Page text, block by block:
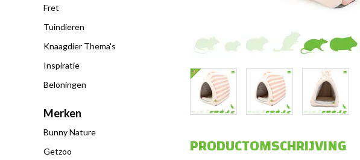
Fret
Tuindieren
Knaagdier Thema's
Inspiratie
Beloningen
Merken
Bunny Nature
Getzoo
PRODUCTOMSCHRIJVING